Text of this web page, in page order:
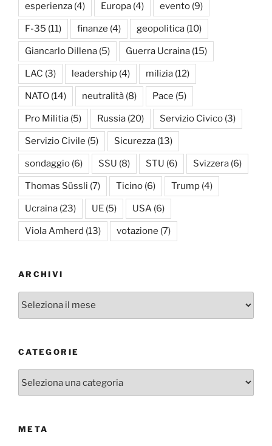
esperienza (4) Europa (4) evento (9)
F-35 (11) finanze (4) geopolitica (10)
Giancarlo Dillena (5) Guerra Ucraina (15)
LAC (3) leadership (4) milizia (12)
NATO (14) neutralità (8) Pace (5)
Pro Militia (5) Russia (20) Servizio Civico (3)
Servizio Civile (5) Sicurezza (13)
sondaggio (6) SSU (8) STU (6) Svizzera (6)
Thomas Süssli (7) Ticino (6) Trump (4)
Ucraina (23) UE (5) USA (6)
Viola Amherd (13) votazione (7)
ARCHIVI
Archivi
CATEGORIE
META